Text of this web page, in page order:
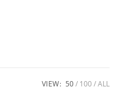
VIEW: 50 100 ALL